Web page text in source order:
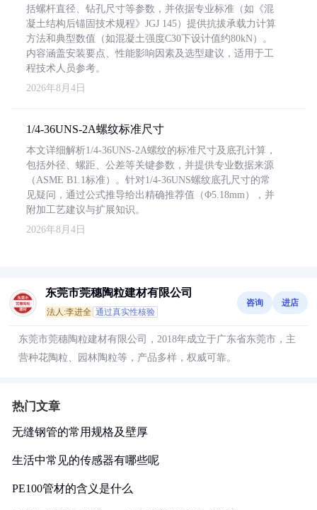
括螺杆直径、钻孔尺寸等参数，并依据专业标准（如《混
凝土结构后锚固技术规程》JGJ 145）提供抗拔承载力计算
方法和典型数值（如混凝土强度C30下设计值约80kN）。
内容涵盖安装要点、性能影响因素及选型建议，适用于工
程技术人员参考。
2026年8月4日
1/4-36UNS-2A螺纹标准尺寸
本文详细解析1/4-36UNS-2A螺纹的标准尺寸及底孔计算，
包括外径、螺距、公差等关键参数，并提供专业数据来源
（ASME B1.1标准）。针对1/4-36UNS螺纹底孔尺寸的常
见疑问，通过公式推导给出精确推荐值（Φ5.18mm），并
附加工艺建议与扩展知识。
2026年8月4日
东莞市莞穗陶粒建材有限公司
法人:李进全 通过真实性核验
咨询 进店
东莞市莞穗陶粒建材有限公司，2018年成立于广东省东莞市，主
营种花陶粒、园林陶粒等，产品多样，权威可靠。
热门文章
无缝钢管的常用规格及壁厚
生活中常见的传感器有哪些呢
PE100管材的含义是什么